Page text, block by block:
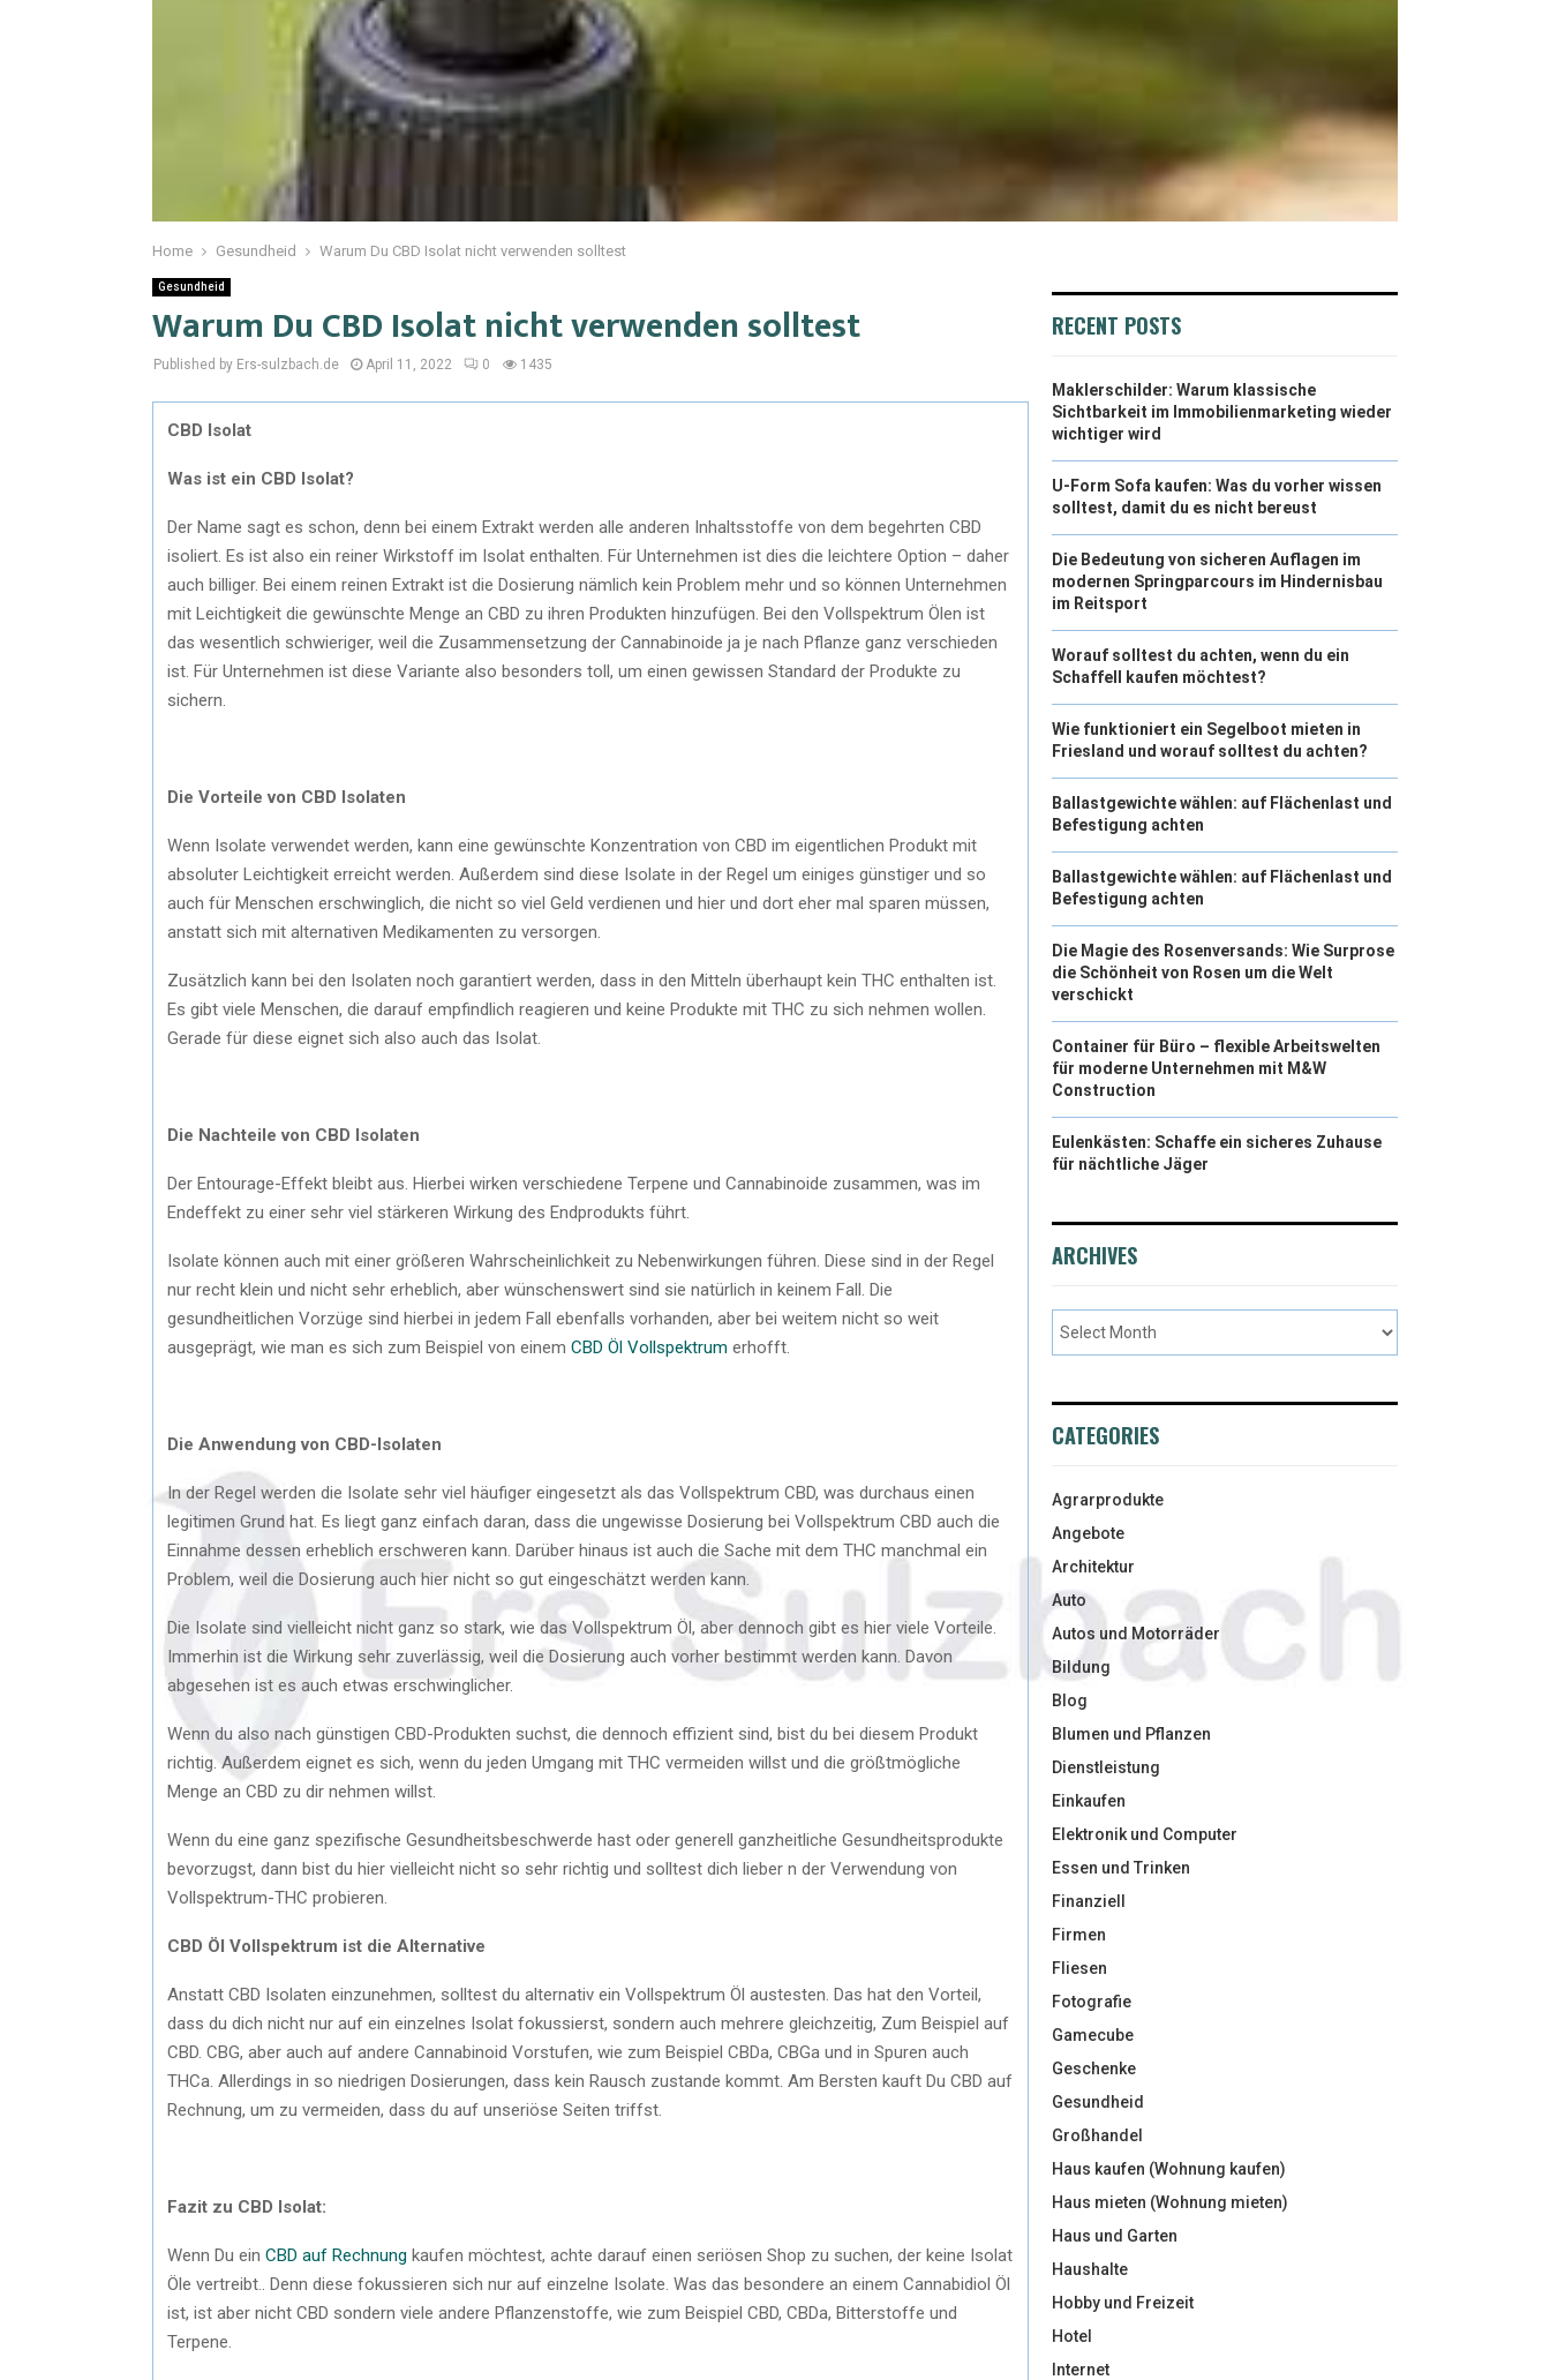
Home Gesundheid Warum Du CBD Isolat nicht verwenden solltest
Gesundheid
Warum Du CBD Isolat nicht verwenden solltest
Published by Ers-sulzbach.de April 11, 2022 0 1435
CBD Isolat
Was ist ein CBD Isolat?
Der Name sagt es schon, denn bei einem Extrakt werden alle anderen Inhaltsstoffe von dem begehrten CBD
isoliert. Es ist also ein reiner Wirkstoff im Isolat enthalten. Für Unternehmen ist dies die leichtere Option – daher
auch billiger. Bei einem reinen Extrakt ist die Dosierung nämlich kein Problem mehr und so können Unternehmen
mit Leichtigkeit die gewünschte Menge an CBD zu ihren Produkten hinzufügen. Bei den Vollspektrum Ölen ist
das wesentlich schwieriger, weil die Zusammensetzung der Cannabinoide ja je nach Pflanze ganz verschieden
ist. Für Unternehmen ist diese Variante also besonders toll, um einen gewissen Standard der Produkte zu
sichern.
Die Vorteile von CBD Isolaten
Wenn Isolate verwendet werden, kann eine gewünschte Konzentration von CBD im eigentlichen Produkt mit
absoluter Leichtigkeit erreicht werden. Außerdem sind diese Isolate in der Regel um einiges günstiger und so
auch für Menschen erschwinglich, die nicht so viel Geld verdienen und hier und dort eher mal sparen müssen,
anstatt sich mit alternativen Medikamenten zu versorgen.
Zusätzlich kann bei den Isolaten noch garantiert werden, dass in den Mitteln überhaupt kein THC enthalten ist.
Es gibt viele Menschen, die darauf empfindlich reagieren und keine Produkte mit THC zu sich nehmen wollen.
Gerade für diese eignet sich also auch das Isolat.
Die Nachteile von CBD Isolaten
Der Entourage-Effekt bleibt aus. Hierbei wirken verschiedene Terpene und Cannabinoide zusammen, was im
Endeffekt zu einer sehr viel stärkeren Wirkung des Endprodukts führt.
Isolate können auch mit einer größeren Wahrscheinlichkeit zu Nebenwirkungen führen. Diese sind in der Regel
nur recht klein und nicht sehr erheblich, aber wünschenswert sind sie natürlich in keinem Fall. Die
gesundheitlichen Vorzüge sind hierbei in jedem Fall ebenfalls vorhanden, aber bei weitem nicht so weit
ausgeprägt, wie man es sich zum Beispiel von einem CBD Öl Vollspektrum erhofft.
Die Anwendung von CBD-Isolaten
In der Regel werden die Isolate sehr viel häufiger eingesetzt als das Vollspektrum CBD, was durchaus einen
legitimen Grund hat. Es liegt ganz einfach daran, dass die ungewisse Dosierung bei Vollspektrum CBD auch die
Einnahme dessen erheblich erschweren kann. Darüber hinaus ist auch die Sache mit dem THC manchmal ein
Problem, weil die Dosierung auch hier nicht so gut eingeschätzt werden kann.
Die Isolate sind vielleicht nicht ganz so stark, wie das Vollspektrum Öl, aber dennoch gibt es hier viele Vorteile.
Immerhin ist die Wirkung sehr zuverlässig, weil die Dosierung auch vorher bestimmt werden kann. Davon
abgesehen ist es auch etwas erschwinglicher.
Wenn du also nach günstigen CBD-Produkten suchst, die dennoch effizient sind, bist du bei diesem Produkt
richtig. Außerdem eignet es sich, wenn du jeden Umgang mit THC vermeiden willst und die größtmögliche
Menge an CBD zu dir nehmen willst.
Wenn du eine ganz spezifische Gesundheitsbeschwerde hast oder generell ganzheitliche Gesundheitsprodukte
bevorzugst, dann bist du hier vielleicht nicht so sehr richtig und solltest dich lieber n der Verwendung von
Vollspektrum-THC probieren.
CBD Öl Vollspektrum ist die Alternative
Anstatt CBD Isolaten einzunehmen, solltest du alternativ ein Vollspektrum Öl austesten. Das hat den Vorteil,
dass du dich nicht nur auf ein einzelnes Isolat fokussierst, sondern auch mehrere gleichzeitig, Zum Beispiel auf
CBD. CBG, aber auch auf andere Cannabinoid Vorstufen, wie zum Beispiel CBDa, CBGa und in Spuren auch
THCa. Allerdings in so niedrigen Dosierungen, dass kein Rausch zustande kommt. Am Bersten kauft Du CBD auf
Rechnung, um zu vermeiden, dass du auf unseriöse Seiten triffst.
Fazit zu CBD Isolat:
Wenn Du ein CBD auf Rechnung kaufen möchtest, achte darauf einen seriösen Shop zu suchen, der keine Isolat
Öle vertreibt.. Denn diese fokussieren sich nur auf einzelne Isolate. Was das besondere an einem Cannabidiol Öl
ist, ist aber nicht CBD sondern viele andere Pflanzenstoffe, wie zum Beispiel CBD, CBDa, Bitterstoffe und
Terpene.
RECENT POSTS
Maklerschilder: Warum klassische
Sichtbarkeit im Immobilienmarketing wieder
wichtiger wird
U-Form Sofa kaufen: Was du vorher wissen
solltest, damit du es nicht bereust
Die Bedeutung von sicheren Auflagen im
modernen Springparcours im Hindernisbau
im Reitsport
Worauf solltest du achten, wenn du ein
Schaffell kaufen möchtest?
Wie funktioniert ein Segelboot mieten in
Friesland und worauf solltest du achten?
Ballastgewichte wählen: auf Flächenlast und
Befestigung achten
Ballastgewichte wählen: auf Flächenlast und
Befestigung achten
Die Magie des Rosenversands: Wie Surprose
die Schönheit von Rosen um die Welt
verschickt
Container für Büro – flexible Arbeitswelten
für moderne Unternehmen mit M&W
Construction
Eulenkästen: Schaffe ein sicheres Zuhause
für nächtliche Jäger
ARCHIVES
CATEGORIES
Agrarprodukte
Angebote
Architektur
Auto
Autos und Motorräder
Bildung
Blog
Blumen und Pflanzen
Dienstleistung
Einkaufen
Elektronik und Computer
Essen und Trinken
Finanziell
Firmen
Fliesen
Fotografie
Gamecube
Geschenke
Gesundheid
Großhandel
Haus kaufen (Wohnung kaufen)
Haus mieten (Wohnung mieten)
Haus und Garten
Haushalte
Hobby und Freizeit
Hotel
Internet